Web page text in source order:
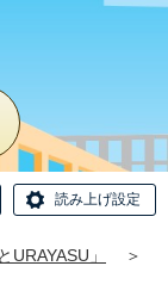
読み上げ設定
」
＞